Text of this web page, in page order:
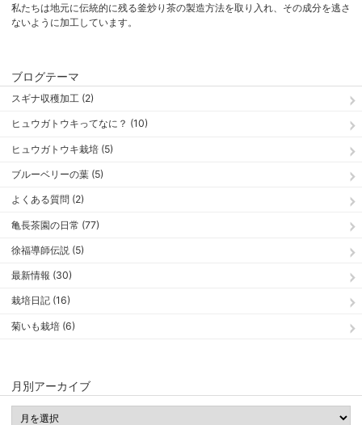
私たちは地元に伝統的に残る釜炒り茶の製造方法を取り入れ、その成分を逃さ
ないように加工しています。
ブログテーマ
スギナ収穫加工 (2)
ヒュウガトウキってなに？ (10)
ヒュウガトウキ栽培 (5)
ブルーベリーの葉 (5)
よくある質問 (2)
亀長茶園の日常 (77)
徐福導師伝説 (5)
最新情報 (30)
栽培日記 (16)
菊いも栽培 (6)
月別アーカイブ